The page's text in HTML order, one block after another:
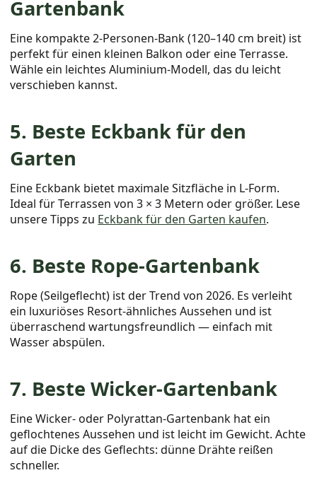
Gartenbank
Eine kompakte 2-Personen-Bank (120–140 cm breit) ist
perfekt für einen kleinen Balkon oder eine Terrasse.
Wähle ein leichtes Aluminium-Modell, das du leicht
verschieben kannst.
5. Beste Eckbank für den
Garten
Eine Eckbank bietet maximale Sitzfläche in L-Form.
Ideal für Terrassen von 3 × 3 Metern oder größer. Lese
unsere Tipps zu Eckbank für den Garten kaufen.
6. Beste Rope-Gartenbank
Rope (Seilgeflecht) ist der Trend von 2026. Es verleiht
ein luxuriöses Resort-ähnliches Aussehen und ist
überraschend wartungsfreundlich — einfach mit
Wasser abspülen.
7. Beste Wicker-Gartenbank
Eine Wicker- oder Polyrattan-Gartenbank hat ein
geflochtenes Aussehen und ist leicht im Gewicht. Achte
auf die Dicke des Geflechts: dünne Drähte reißen
schneller.